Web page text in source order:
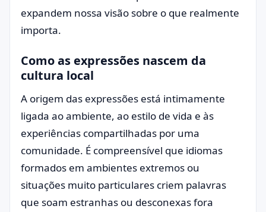
expandem nossa visão sobre o que realmente
importa.
Como as expressões nascem da
cultura local
A origem das expressões está intimamente
ligada ao ambiente, ao estilo de vida e às
experiências compartilhadas por uma
comunidade. É compreensível que idiomas
formados em ambientes extremos ou
situações muito particulares criem palavras
que soam estranhas ou desconexas fora